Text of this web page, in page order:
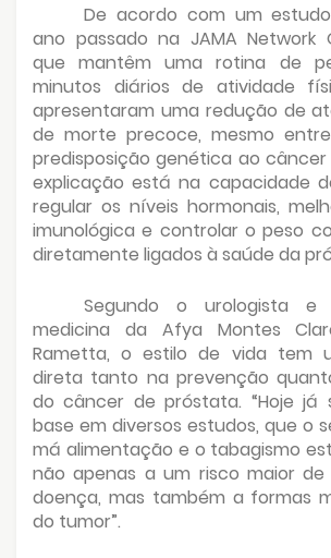
De acordo com um
ano passado na JAMA Network
que mantêm uma rotina de
minutos diários de atividade
apresentaram uma redução de
de morte precoce, mesmo
predisposição genética ao
explicação está na capacidade
regular os níveis hormonais,
imunológica e controlar o peso
diretamente ligados à saúde da
Segundo o urologista e
medicina da Afya Montes
Rametta, o estilo de vida tem
direta tanto na prevenção
do câncer de próstata. “Hoje já
base em diversos estudos, que o
má alimentação e o tabagismo
não apenas a um risco maior de
doença, mas também a formas
do tumor”.